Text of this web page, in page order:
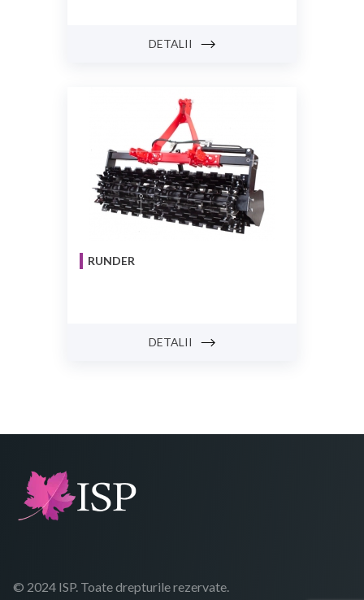
DETALII
RUNDER
DETALII
© 2024 ISP. Toate drepturile rezervate.